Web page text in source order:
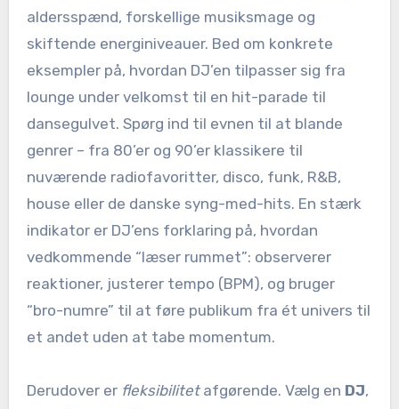
aldersspænd, forskellige musiksmage og
skiftende energiniveauer. Bed om konkrete
eksempler på, hvordan DJ’en tilpasser sig fra
lounge under velkomst til en hit-parade til
dansegulvet. Spørg ind til evnen til at blande
genrer – fra 80’er og 90’er klassikere til
nuværende radiofavoritter, disco, funk, R&B,
house eller de danske syng-med-hits. En stærk
indikator er DJ’ens forklaring på, hvordan
vedkommende “læser rummet”: observerer
reaktioner, justerer tempo (BPM), og bruger
“bro-numre” til at føre publikum fra ét univers til
et andet uden at tabe momentum.
Derudover er fleksibilitetafgørende. Vælg en DJ,